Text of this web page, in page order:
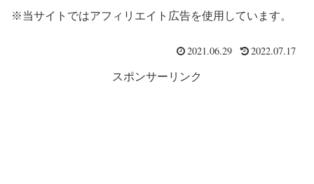
※当サイトではアフィリエイト広告を使用しています。
2021.06.29 2022.07.17
スポンサーリンク